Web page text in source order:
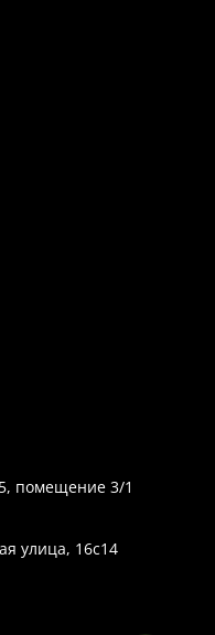
помещение 3/1
улица, 16с14